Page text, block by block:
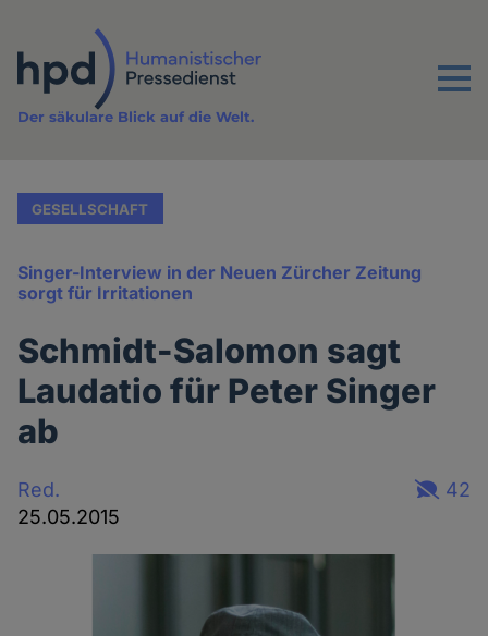
Inhalt
Menu
Der säkulare Blick auf die Welt.
GESELLSCHAFT
Singer-Interview in der Neuen Zürcher Zeitung
sorgt für Irritationen
Schmidt-Salomon sagt
Laudatio für Peter Singer
ab
Red.
25.05.2015
42